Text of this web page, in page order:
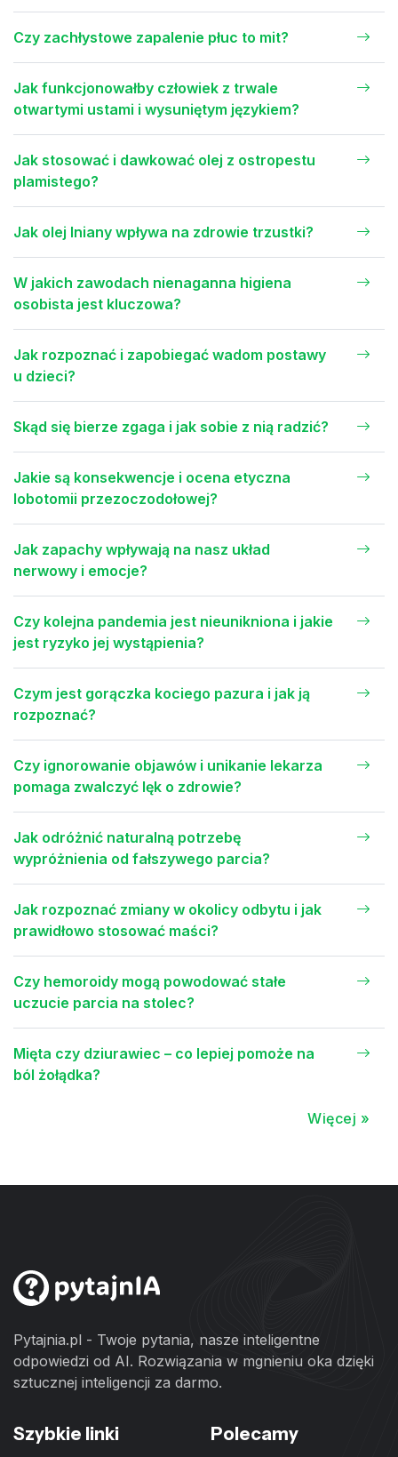
Czy zachłystowe zapalenie płuc to mit?
Jak funkcjonowałby człowiek z trwale
otwartymi ustami i wysuniętym językiem?
Jak stosować i dawkować olej z ostropestu
plamistego?
Jak olej lniany wpływa na zdrowie trzustki?
W jakich zawodach nienaganna higiena
osobista jest kluczowa?
Jak rozpoznać i zapobiegać wadom postawy
u dzieci?
Skąd się bierze zgaga i jak sobie z nią radzić?
Jakie są konsekwencje i ocena etyczna
lobotomii przezoczodołowej?
Jak zapachy wpływają na nasz układ
nerwowy i emocje?
Czy kolejna pandemia jest nieunikniona i jakie
jest ryzyko jej wystąpienia?
Czym jest gorączka kociego pazura i jak ją
rozpoznać?
Czy ignorowanie objawów i unikanie lekarza
pomaga zwalczyć lęk o zdrowie?
Jak odróżnić naturalną potrzebę
wypróżnienia od fałszywego parcia?
Jak rozpoznać zmiany w okolicy odbytu i jak
prawidłowo stosować maści?
Czy hemoroidy mogą powodować stałe
uczucie parcia na stolec?
Mięta czy dziurawiec – co lepiej pomoże na
ból żołądka?
Więcej »
Pytajnia.pl - Twoje pytania, nasze inteligentne
odpowiedzi od AI. Rozwiązania w mgnieniu oka dzięki
sztucznej inteligencji za darmo.
Szybkie linki Polecamy